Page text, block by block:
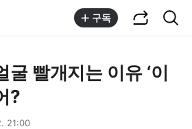
구독
굴 빨개지는 이유 ‘이
?
21:00